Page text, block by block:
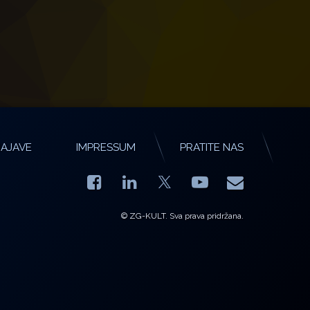
IMPRESSUM PRATITE NAS
Facebook
LinkedIn YouTube
E-mail
© ZG-KULT. Sva prava pridržana.